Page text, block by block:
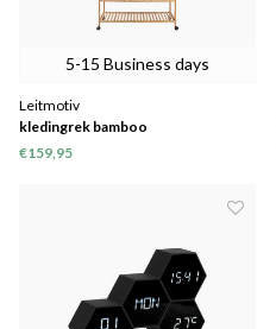
5-15 Business days
Leitmotiv
kledingrek bamboo
€159,95